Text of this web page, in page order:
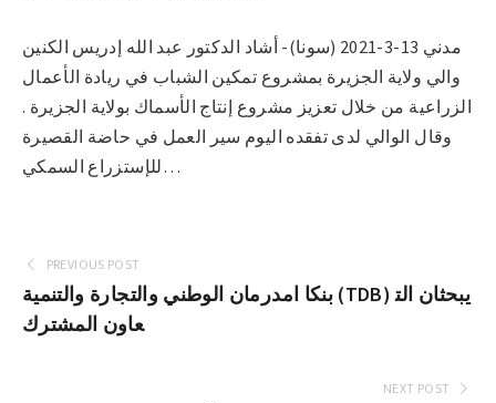
مدني 13-3-2021 (سونا)- أشاد الدكتور عبد الله إدريس الكنين
والي ولاية الجزيرة بمشروع تمكين الشباب في ريادة الأعمال
الزراعية من خلال تعزيز مشروع إنتاج الأسماك بولاية الجزيرة .
وقال الوالي لدى تفقده اليوم سير العمل في حاضة القصيرة
للإستزراع السمكي…
PREVIOUS POST
بنكا امدرمان الوطني والتجارة والتنمية (TDB) يبحثان الت
عاون المشترك
NEXT POST